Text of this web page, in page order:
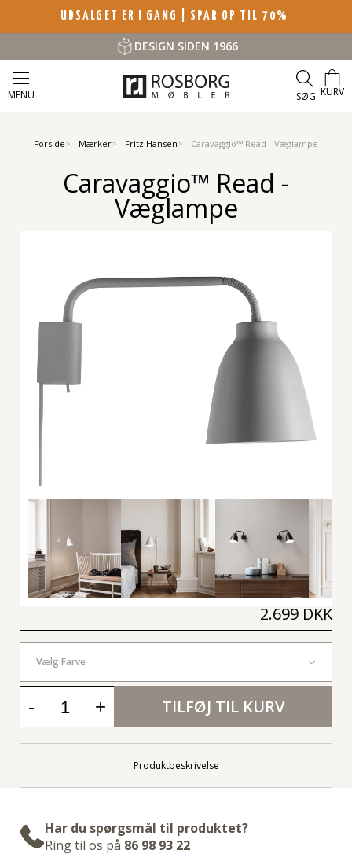
UDSALGET ER I GANG | SPAR OP TIL 70%
DESIGN SIDEN 1966
MENU SØG KURV
Forside Mærker Fritz Hansen Caravaggio™ Read - Væglampe
Caravaggio™ Read -
Væglampe
2.699 DKK
Vælg Farve
- + TILFØJ TIL KURV
Produktbeskrivelse
Har du spørgsmål til produktet?
Ring til os på 86 98 93 22